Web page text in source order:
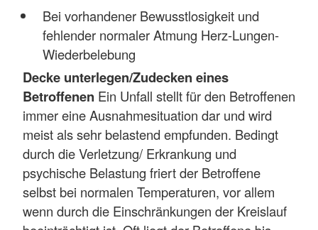
Bei vorhandener Bewusstlosigkeit und
fehlender normaler Atmung Herz-Lungen-
Wiederbelebung
Decke unterlegen/Zudecken eines
Betroffenen Ein Unfall stellt für den Betroffenen
immer eine Ausnahmesituation dar und wird
meist als sehr belastend empfunden. Bedingt
durch die Verletzung/ Erkrankung und
psychische Belastung friert der Betroffene
selbst bei normalen Temperaturen, vor allem
wenn durch die Einschränkungen der Kreislauf